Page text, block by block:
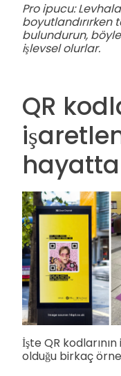
Pro ipucu:
bulundurun,
işlevsel olurlar.
QR
İşte QR
olduğu birkaç